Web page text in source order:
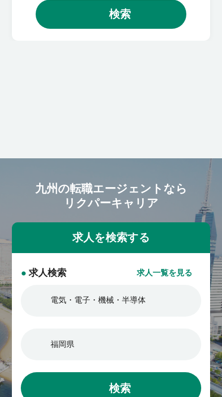
検索
九州の転職エージェントなら
リクパーキャリア
● 求人検索 求人一覧を見る
検索